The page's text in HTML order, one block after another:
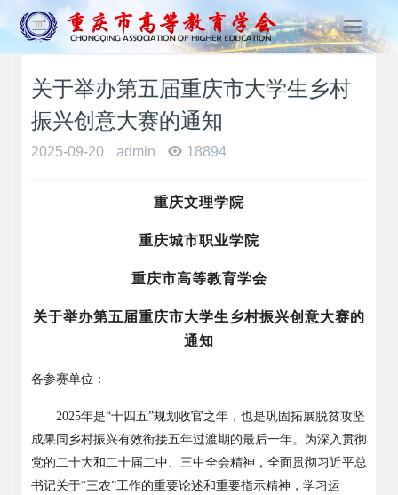
T
o
o
n
关于举办第五届重庆市大学生乡村
振兴创意大赛的通知
2025-09-20 admin 18894
重庆文理学院
重庆城市职业学院
重庆市高等教育学会
关于举办第五届重庆市大学生乡村振兴创意大赛的
通知
各参赛单位：
2025年是“十四五”规划收官之年，也是巩固拓展脱贫攻坚
成果同乡村振兴有效衔接五年过渡期的最后一年。为深入贯彻
党的二十大和二十届二中、三中全会精神，全面贯彻习近平总
书记关于“三农”工作的重要论述和重要指示精神，学习运